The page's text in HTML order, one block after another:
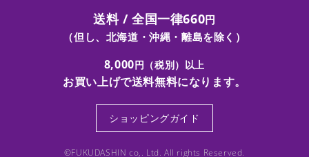
送料 / 全国一律660円
（但し、北海道・沖縄・離島を除く）
8,000円（税別）以上
お買い上げで送料無料になります。
ショッピングガイド
©FUKUDASHIN co,. Ltd. All rights Reserved.